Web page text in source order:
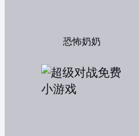
恐怖奶奶